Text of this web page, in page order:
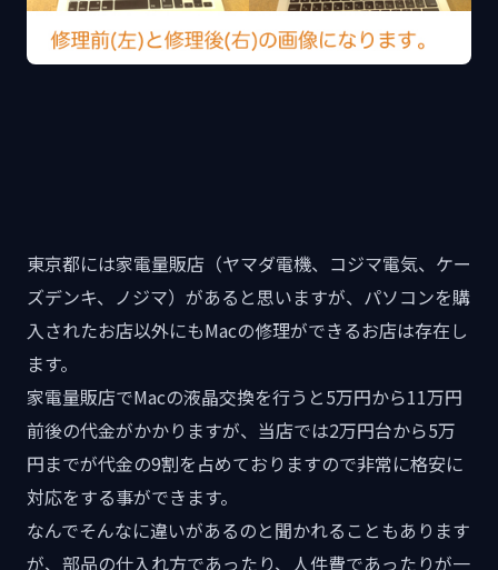
東京都には家電量販店（ヤマダ電機、コジマ電気、ケー
ズデンキ、ノジマ）があると思いますが、パソコンを購
入されたお店以外にもMacの修理ができるお店は存在し
ます。
家電量販店でMacの液晶交換を行うと5万円から11万円
前後の代金がかかりますが、当店では2万円台から5万
円までが代金の9割を占めておりますので非常に格安に
対応をする事ができます。
なんでそんなに違いがあるのと聞かれることもあります
が、部品の仕入れ方であったり、人件費であったりが一